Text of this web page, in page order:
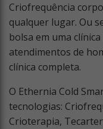
Criofrequência
qualquer lugar. Ou
bolsa em uma
atendimentos de
clínica completa.
O Ethernia Cold
tecnologias:
Crioterapia,